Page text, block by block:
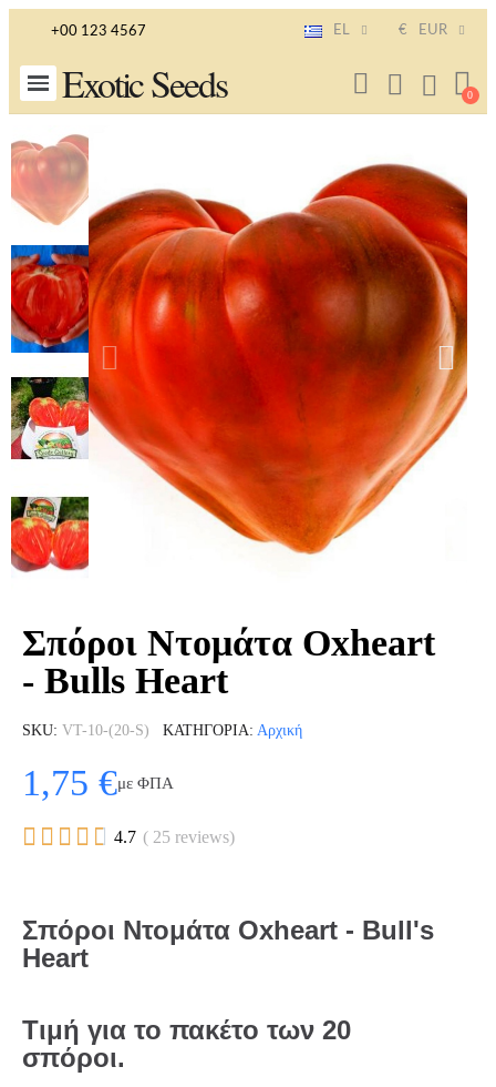
+00 123 4567 EL € EUR
Exotic Seeds
Σπόροι Ντομάτα Oxheart
- Bulls Heart
SKU VT-10-(20-S) ΚΑΤΗΓΟΡΊΑ Αρχική
1,75 €με ΦΠΑ
     4.7 ( 25 reviews)
Σπόροι Ντομάτα Oxheart - Bull's
Heart
Τιμή για το πακέτο των 20
σπόροι.